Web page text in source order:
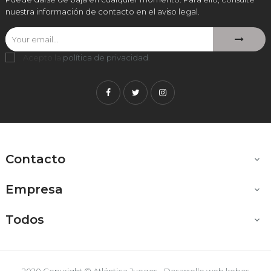
nuestra información de contacto en el aviso legal.
Acepto la política de privacidad
FacebookTwitterInstagram
Contacto 
Empresa 
Todos 